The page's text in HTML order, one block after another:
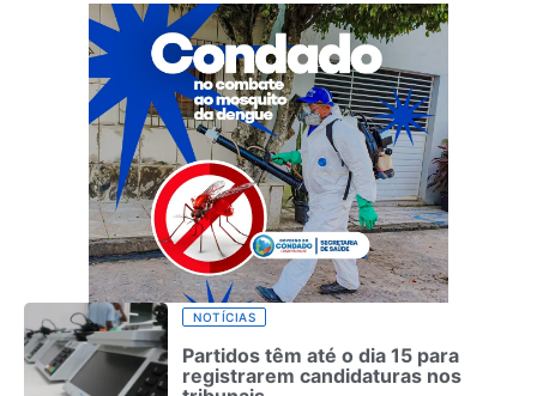
NOTÍCIAS
Partidos têm até o dia 15 para
registrarem candidaturas nos